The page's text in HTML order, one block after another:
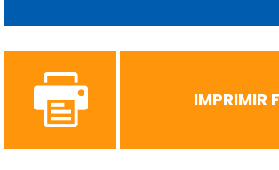
IMPRIMIR